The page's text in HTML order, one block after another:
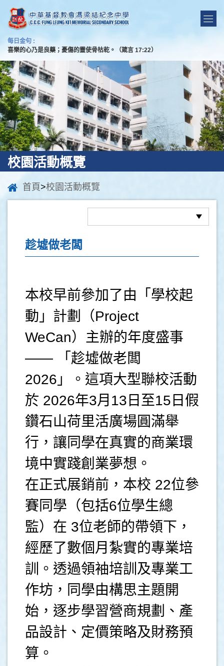
每日金句 :
喜樂的心乃是良藥；憂傷的靈使骨枯乾。（箴言 17:22）
校園活動概覽
首頁>校園活動概覽
趁墟做老闆
本校早前參加了由「學校起
動」計劃（Project
WeCan）主辦的年度盛事
—— 「趁墟做老闆
2026」。這項大型聯校活動
於 2026年3月13日至15日假
鑽石山荷里活廣場圓滿舉
行，讓同學在真實的商業環
境中實踐創業夢想。
在正式展銷前，本校 22位參
賽同學（包括6位學生總
監）在 3位老師的帶領下，
經歷了數個月紮實的專業培
訓。透過領袖培訓及專業工
作坊，同學由構思主題開
始，逐步學習營商規劃、產
品設計、定價策略及財務預
算。